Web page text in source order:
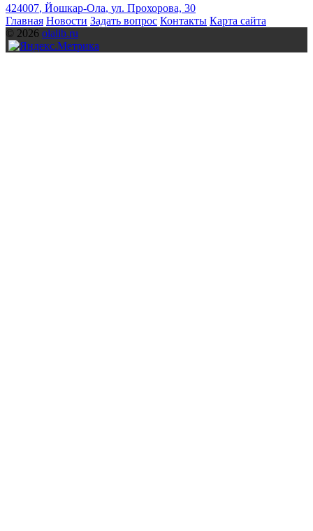
424007, Йошкар-Ола, ул. Прохорова, 30
Главная Новости Задать вопрос Контакты Карта сайта
© 2026 olalib.ru